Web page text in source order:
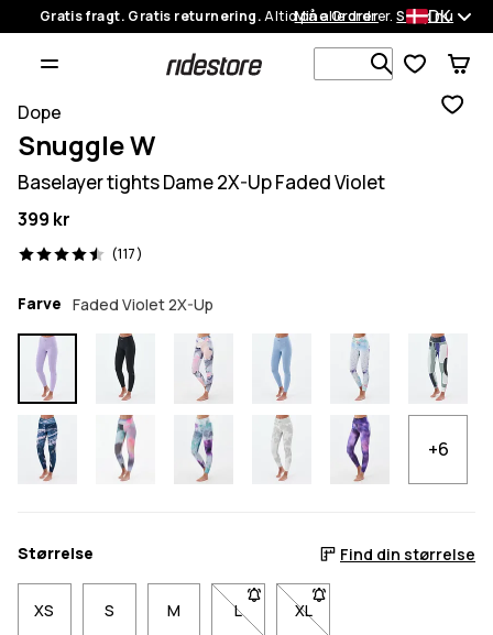
Gratis fragt. Gratis returnering.Altid på alle ordrer.Shop nu
Mine Ordrer DK
Søg i 1
Dope
Snuggle W
Baselayer tights Dame 2X-Up Faded Violet
399 kr
(117)
117 anmeldelser, 4.5/5
Farve Faded Violet 2X-Up
+6
Størrelse Find din størrelse
XS S M L- Størrelse L er ikke tilgængelig.
XL- Størrelse XL er ikke